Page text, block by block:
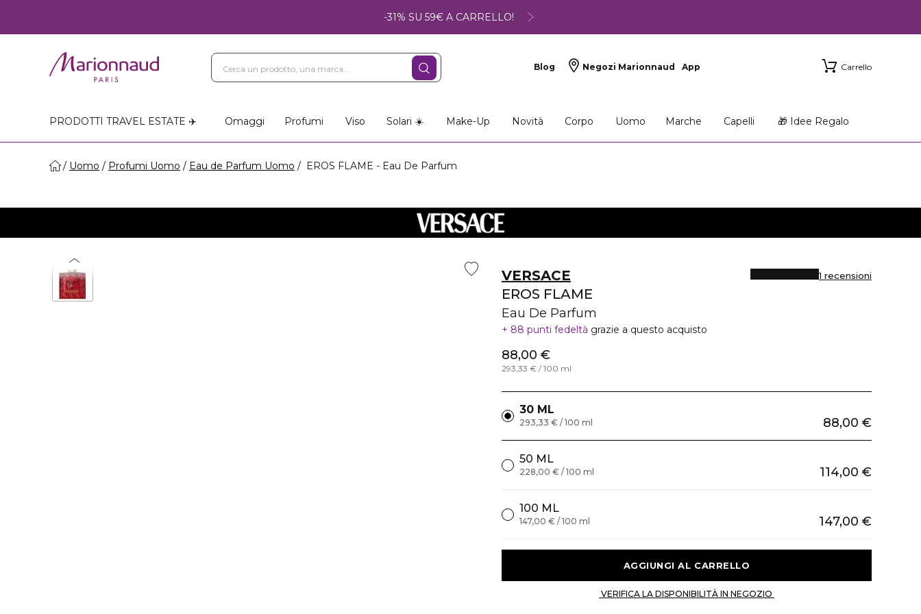
-31% SU 59€ A CARRELLO!
Blog Negozi Marionnaud App Carrello
PRODOTTI TRAVEL ESTATE ✈️ Omaggi Profumi Viso Solari ☀️ Make-Up Novità Corpo Uomo Marche Capelli 🎁 Idee Regalo
Uomo Profumi Uomo Eau de Parfum Uomo EROS FLAME - Eau De Parfum
VERSACE
EROS FLAME
Eau De Parfum
1 recensioni
88 punti fedeltà grazie a questo acquisto
88,00 €
293,33 € / 100 ml
30 ML
88,00 €
293,33 € / 100 ml
50 ML
114,00 €
228,00 € / 100 ml
100 ML
147,00 €
147,00 € / 100 ml